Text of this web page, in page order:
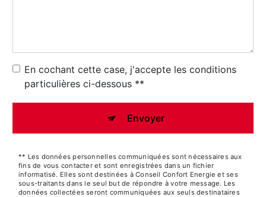
En cochant cette case, j'accepte les conditions
particulières ci-dessous **
Envoyer
** Les données personnelles communiquées sont nécessaires aux
fins de vous contacter et sont enregistrées dans un fichier
informatisé. Elles sont destinées à Conseil Confort Energie et ses
sous-traitants dans le seul but de répondre à votre message. Les
données collectées seront communiquées aux seuls destinataires